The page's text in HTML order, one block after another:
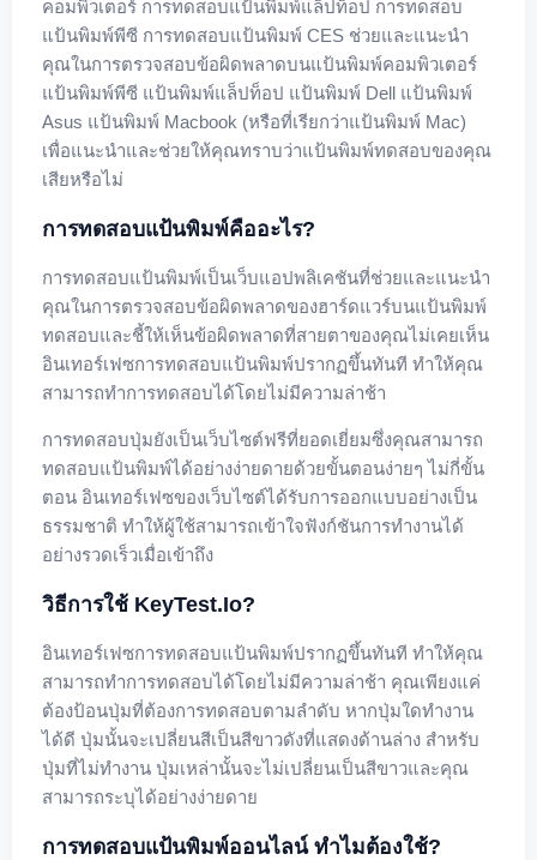
คอมพิวเตอร์ การทดสอบแป้นพิมพ์แล็ปท็อป การทดสอบ
แป้นพิมพ์พีซี การทดสอบแป้นพิมพ์ CES ช่วยและแนะนำ
คุณในการตรวจสอบข้อผิดพลาดบนแป้นพิมพ์คอมพิวเตอร์
แป้นพิมพ์พีซี แป้นพิมพ์แล็ปท็อป แป้นพิมพ์ Dell แป้นพิมพ์
Asus แป้นพิมพ์ Macbook (หรือที่เรียกว่าแป้นพิมพ์ Mac)
เพื่อแนะนำและช่วยให้คุณทราบว่าแป้นพิมพ์ทดสอบของคุณ
เสียหรือไม่
การทดสอบแป้นพิมพ์คืออะไร?
การทดสอบแป้นพิมพ์เป็นเว็บแอปพลิเคชันที่ช่วยและแนะนำ
คุณในการตรวจสอบข้อผิดพลาดของฮาร์ดแวร์บนแป้นพิมพ์
ทดสอบและชี้ให้เห็นข้อผิดพลาดที่สายตาของคุณไม่เคยเห็น
อินเทอร์เฟซการทดสอบแป้นพิมพ์ปรากฏขึ้นทันที ทำให้คุณ
สามารถทำการทดสอบได้โดยไม่มีความล่าช้า
การทดสอบปุ่มยังเป็นเว็บไซต์ฟรีที่ยอดเยี่ยมซึ่งคุณสามารถ
ทดสอบแป้นพิมพ์ได้อย่างง่ายดายด้วยขั้นตอนง่ายๆ ไม่กี่ขั้น
ตอน อินเทอร์เฟซของเว็บไซต์ได้รับการออกแบบอย่างเป็น
ธรรมชาติ ทำให้ผู้ใช้สามารถเข้าใจฟังก์ชันการทำงานได้
อย่างรวดเร็วเมื่อเข้าถึง
วิธีการใช้ KeyTest.io?
อินเทอร์เฟซการทดสอบแป้นพิมพ์ปรากฏขึ้นทันที ทำให้คุณ
สามารถทำการทดสอบได้โดยไม่มีความล่าช้า คุณเพียงแค่
ต้องป้อนปุ่มที่ต้องการทดสอบตามลำดับ หากปุ่มใดทำงาน
ได้ดี ปุ่มนั้นจะเปลี่ยนสีเป็นสีขาวดังที่แสดงด้านล่าง สำหรับ
ปุ่มที่ไม่ทำงาน ปุ่มเหล่านั้นจะไม่เปลี่ยนเป็นสีขาวและคุณ
สามารถระบุได้อย่างง่ายดาย
การทดสอบแป้นพิมพ์ออนไลน์ ทำไมต้องใช้?